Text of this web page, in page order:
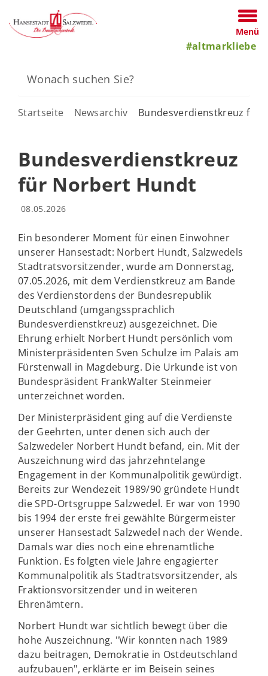
Menü
#altmarkliebe
Startseite Newsarchiv Bundesverdienstkreuz für
Bundesverdienstkreuz
für Norbert Hundt
08.05.2026
Ein besonderer Moment für einen Einwohner
unserer Hansestadt: Norbert Hundt, Salzwedels
Stadtratsvorsitzender, wurde am Donnerstag,
07.05.2026, mit dem Verdienstkreuz am Bande
des Verdienstordens der Bundesrepublik
Deutschland (umgangssprachlich
Bundesverdienstkreuz) ausgezeichnet. Die
Ehrung erhielt Norbert Hundt persönlich vom
Ministerpräsidenten Sven Schulze im Palais am
Fürstenwall in Magdeburg. Die Urkunde ist von
Bundespräsident FrankWalter Steinmeier
unterzeichnet worden.
Der Ministerpräsident ging auf die Verdienste
der Geehrten, unter denen sich auch der
Salzwedeler Norbert Hundt befand, ein. Mit der
Auszeichnung wird das jahrzehntelange
Engagement in der Kommunalpolitik gewürdigt.
Bereits zur Wendezeit 1989/90 gründete Hundt
die SPD-Ortsgruppe Salzwedel. Er war von 1990
bis 1994 der erste frei gewählte Bürgermeister
unserer Hansestadt Salzwedel nach der Wende.
Damals war dies noch eine ehrenamtliche
Funktion. Es folgten viele Jahre engagierter
Kommunalpolitik als Stadtratsvorsitzender, als
Fraktionsvorsitzender und in weiteren
Ehrenämtern.
Norbert Hundt war sichtlich bewegt über die
hohe Auszeichnung. "Wir konnten nach 1989
dazu beitragen, Demokratie in Ostdeutschland
aufzubauen", erklärte er im Beisein seines